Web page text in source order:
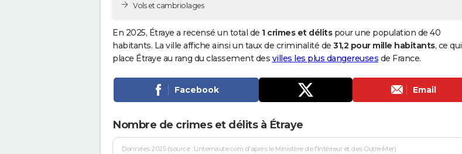
Vols et cambriolages
En 2025, Étraye a recensé un total de 1 crimes et délitspour une population de 40
habitants. La ville affiche ainsi un taux de criminalité de 31,2 pour mille habitants, ce qui
place Étraye au rang du classement des villes les plus dangereuses de France.
Facebook Email
Nombre de crimes et délits à Étraye
Données 2025 (source : Linternaute.com d'après le Ministère de l'Intérieur et des Outre-Mer)